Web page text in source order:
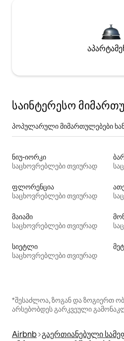
საინტერესო
პოპულარული მიმართულებები
ნიუ-იორკი
საცხოვრებლები თვიურად
ფლორენცია
საცხოვრებლები თვიურად
მაიამი
საცხოვრებლები თვიურად
სიეტლი
საცხოვრებლები თვიურად
*შესაძლოა, ზოგან და ზოგიერთ
არსებობდეს გარკვეული
Airbnb გაერთიანებული